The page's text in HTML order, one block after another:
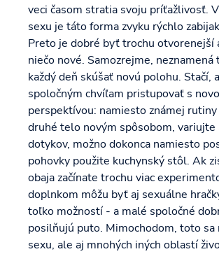
veci časom stratia svoju príťažlivosť.
sexu je táto forma zvyku rýchlo
Preto je dobré byť trochu otvorenejší
niečo nové. Samozrejme, neznamená
každý deň skúšať novú polohu. Stačí,
spoločným chvíľam pristupovať s
perspektívou: namiesto známej
druhé telo novým spôsobom, variujte
dotykov, možno dokonca namiesto
pohovky použite kuchynský stôl. Ak
obaja začínate trochu viac
doplnkom môžu byť aj sexuálne
toľko možností - a malé spoločné
posilňujú puto. Mimochodom, toto sa
sexu, ale aj mnohých iných oblastí